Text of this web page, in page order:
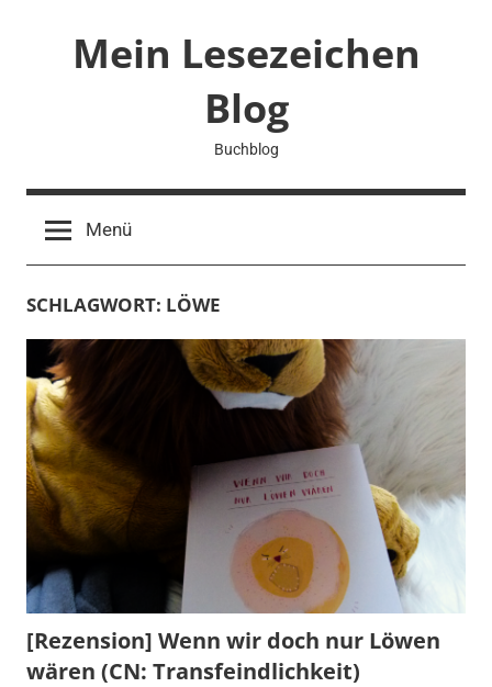
Mein Lesezeichen
Blog
Buchblog
Menü
SCHLAGWORT: LÖWE
[Rezension] Wenn wir doch nur Löwen
wären (CN: Transfeindlichkeit)